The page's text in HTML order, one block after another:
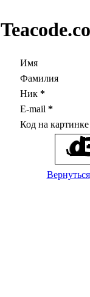
Имя
Фамилия
Ник *
E-mail *
Код на
Вернуться